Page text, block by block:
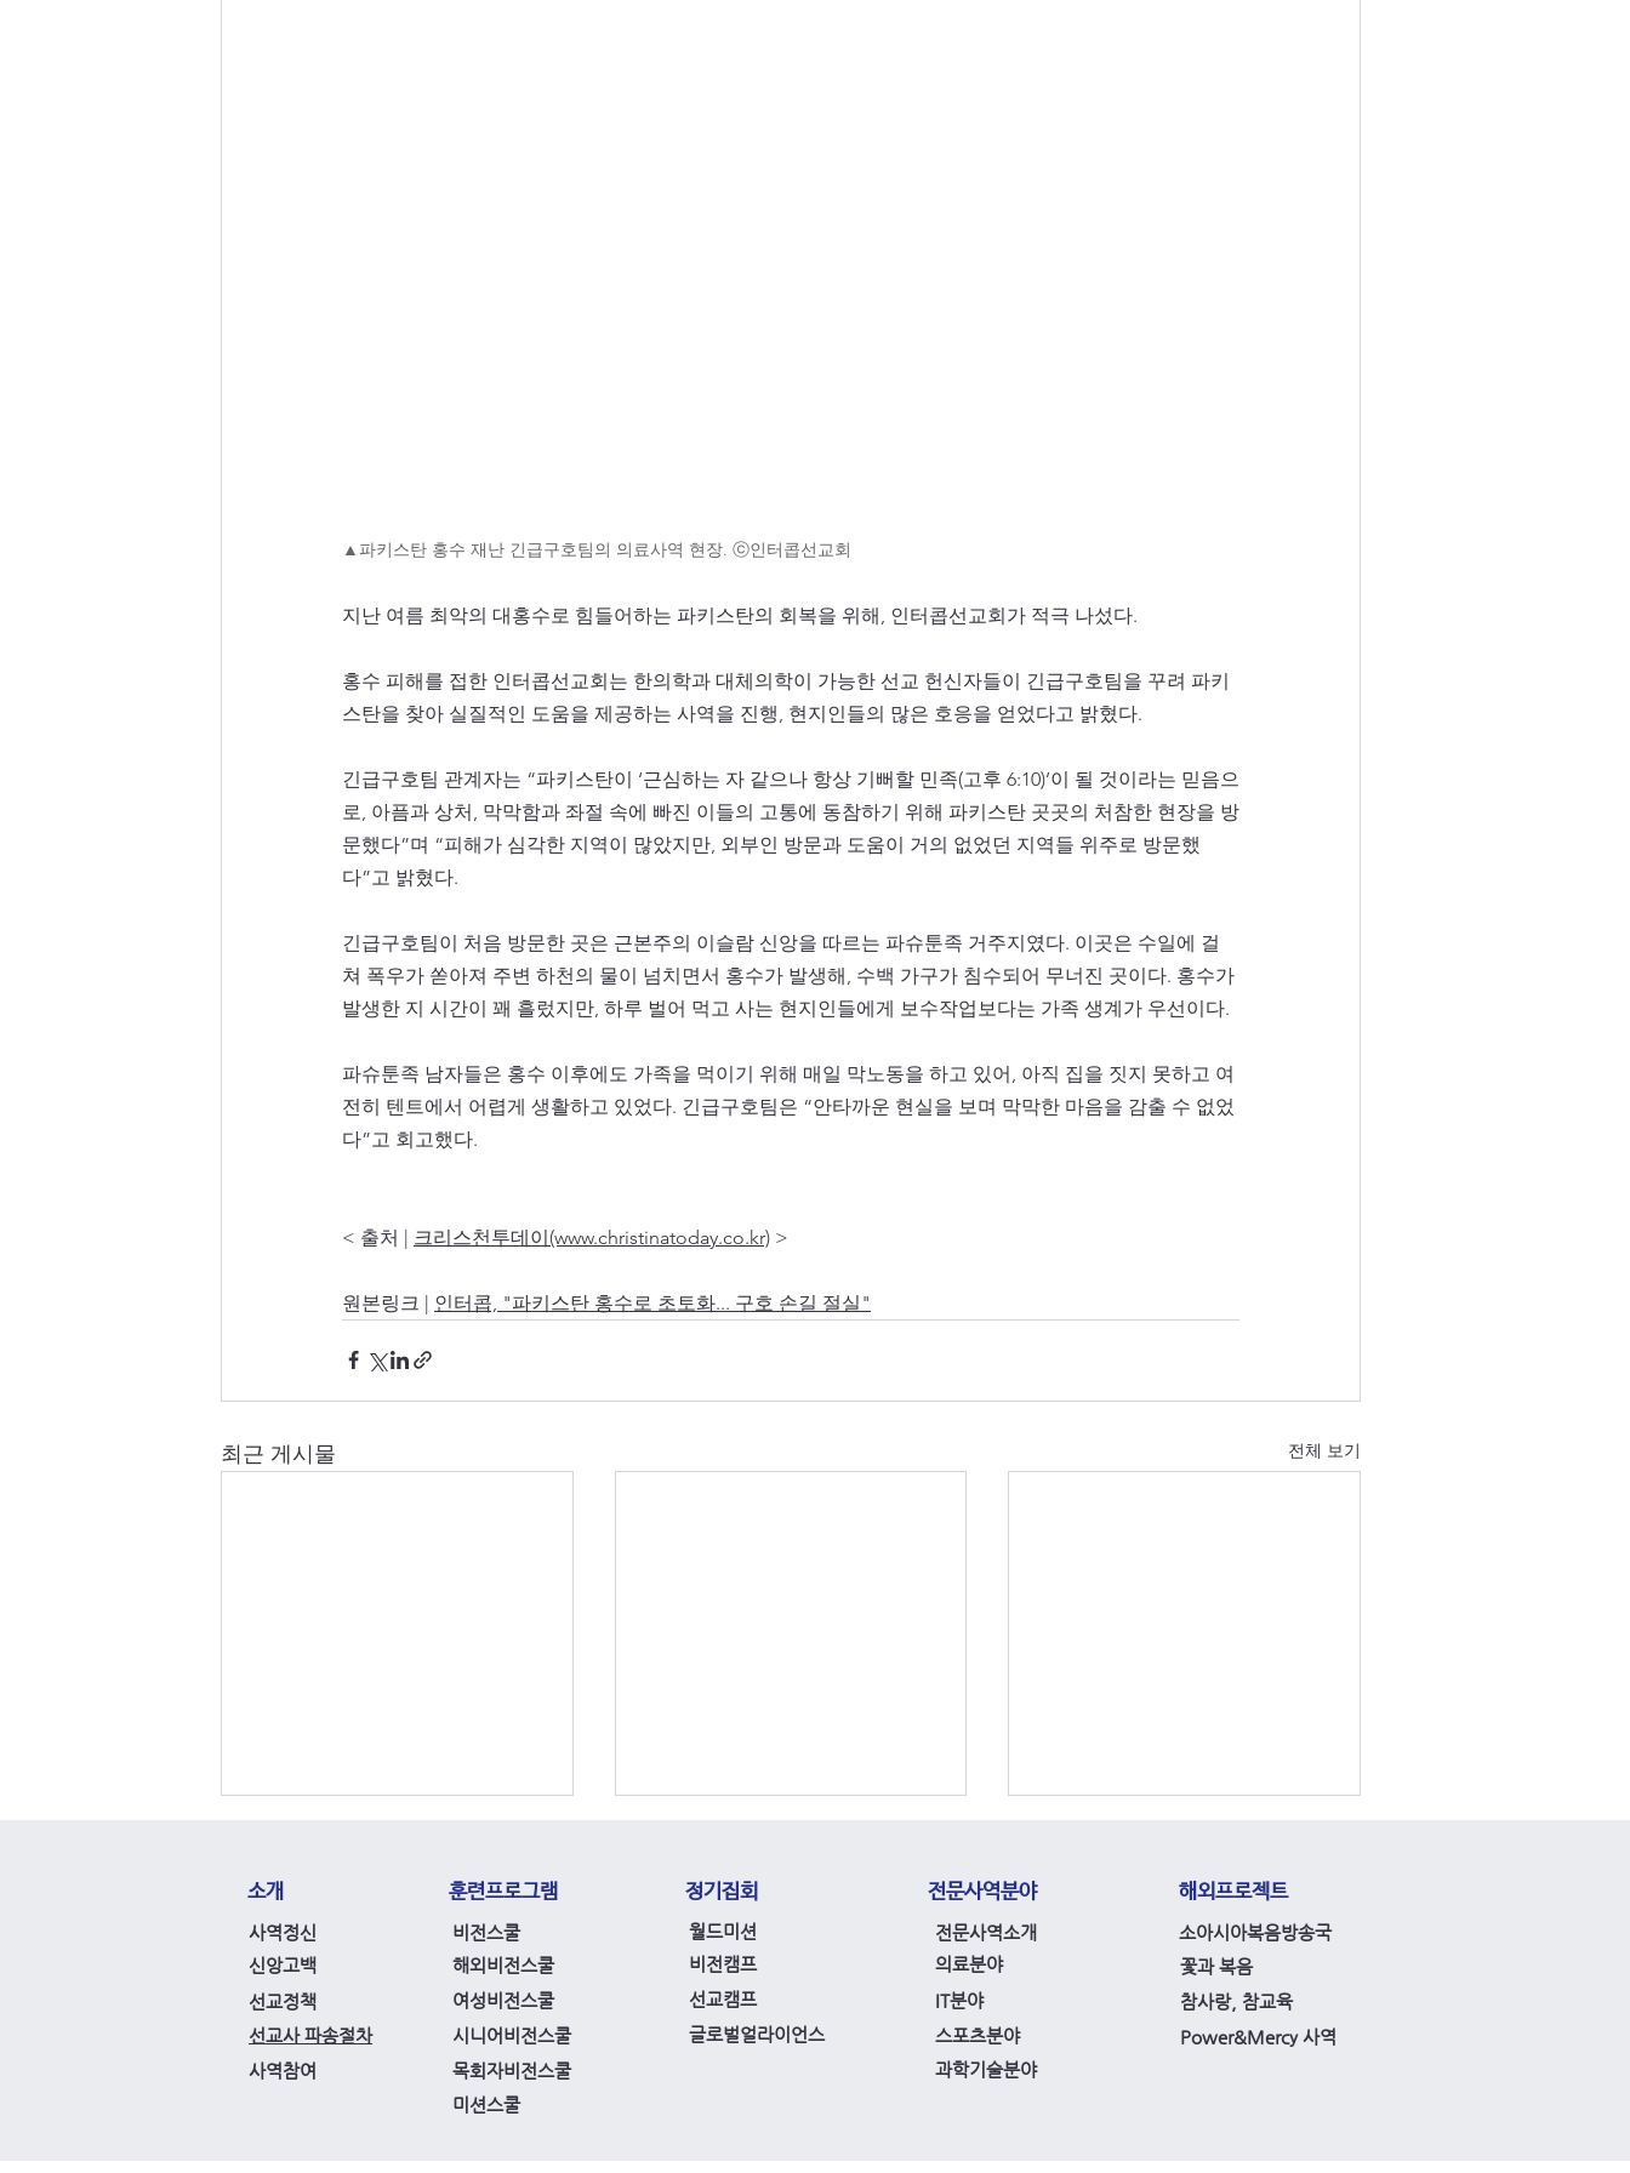
▲파키스탄 홍수 재난 긴급구호팀의 의료사역 현장. ⓒ인터콥선교회
지난 여름 최악의 대홍수로 힘들어하는 파키스탄의 회복을 위해, 인터콥선교회가 적극 나섰다.
홍수 피해를 접한 인터콥선교회는 한의학과 대체의학이 가능한 선교 헌신자들이 긴급구호팀을 꾸려 파키
스탄을 찾아 실질적인 도움을 제공하는 사역을 진행, 현지인들의 많은 호응을 얻었다고 밝혔다.
긴급구호팀 관계자는 “파키스탄이 ‘근심하는 자 같으나 항상 기뻐할 민족(고후 6:10)’이 될 것이라는 믿음으
로, 아픔과 상처, 막막함과 좌절 속에 빠진 이들의 고통에 동참하기 위해 파키스탄 곳곳의 처참한 현장을 방
문했다”며 “피해가 심각한 지역이 많았지만, 외부인 방문과 도움이 거의 없었던 지역들 위주로 방문했
다”고 밝혔다.
긴급구호팀이 처음 방문한 곳은 근본주의 이슬람 신앙을 따르는 파슈툰족 거주지였다. 이곳은 수일에 걸
쳐 폭우가 쏟아져 주변 하천의 물이 넘치면서 홍수가 발생해, 수백 가구가 침수되어 무너진 곳이다. 홍수가
발생한 지 시간이 꽤 흘렀지만, 하루 벌어 먹고 사는 현지인들에게 보수작업보다는 가족 생계가 우선이다.
파슈툰족 남자들은 홍수 이후에도 가족을 먹이기 위해 매일 막노동을 하고 있어, 아직 집을 짓지 못하고 여
전히 텐트에서 어렵게 생활하고 있었다. 긴급구호팀은 “안타까운 현실을 보며 막막한 마음을 감출 수 없었
다”고 회고했다.
< 출처 | 크리스천투데이(www.christinatoday.co.kr) >
원본링크 | 인터콥, "파키스탄 홍수로 초토화... 구호 손길 절실"
최근 게시물 전체 보기
법원, 인터콥 코로나 방역 위
반 최종 무죄 선고
제17차 목회자선교컨퍼런스
한기총 총무협의회 제23-3차
소개
​사역정신
신앙고백
선교정책
선교사 파송절차
사역참여
훈련프로그램
비전스쿨
해외비전스쿨
여성비전스쿨
시니어비전스쿨
목회자비전스쿨
미션스쿨
정기집회
월드미션
비전캠프
선교캠프
글로벌얼라이언스
​전문사역분야
전문사역소개
의료분야
IT분야
스포츠분야
과학기술분야
해외프로젝트
소아시아복음방송국
꽃과 복음
참사랑, 참교육
Power&Mercy 사역